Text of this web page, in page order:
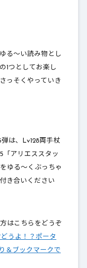
る～い読み物とし
1つとしてお楽し
っそくやっていき
は、Lv128両手杖
「アリエススタッ
ゆる～くぶっちゃ
き合いください
はこちらをどうぞ
うよ！？ポータ
＆ブックマークで